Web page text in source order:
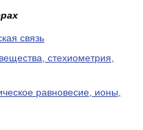
связь
стехиометрия,
равновесие, ионы,